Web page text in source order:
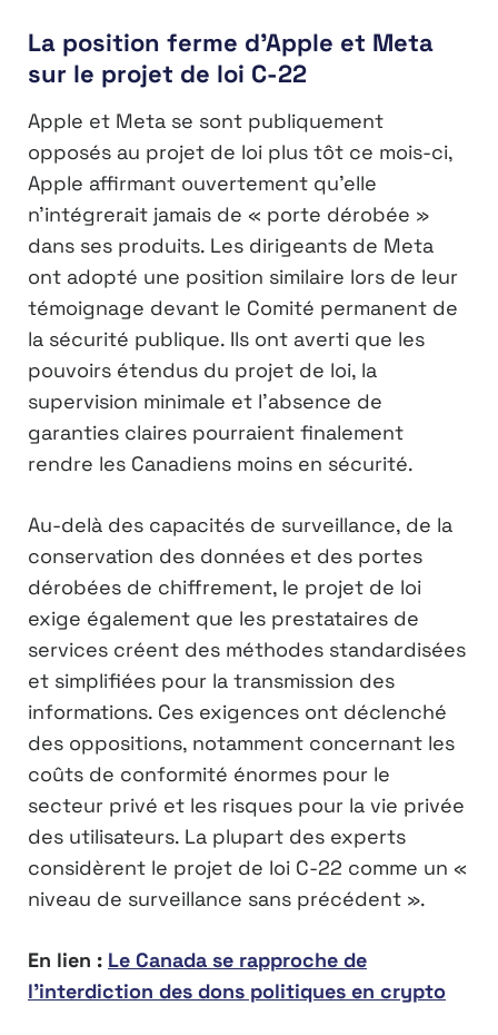
La position ferme d’Apple et Meta
sur le projet de loi C-22
Apple et Meta se sont publiquement
opposés au projet de loi plus tôt ce mois-ci,
Apple affirmant ouvertement qu’elle
n’intégrerait jamais de « porte dérobée »
dans ses produits. Les dirigeants de Meta
ont adopté une position similaire lors de leur
témoignage devant le Comité permanent de
la sécurité publique. Ils ont averti que les
pouvoirs étendus du projet de loi, la
supervision minimale et l’absence de
garanties claires pourraient finalement
rendre les Canadiens moins en sécurité.
Au-delà des capacités de surveillance, de la
conservation des données et des portes
dérobées de chiffrement, le projet de loi
exige également que les prestataires de
services créent des méthodes standardisées
et simplifiées pour la transmission des
informations. Ces exigences ont déclenché
des oppositions, notamment concernant les
coûts de conformité énormes pour le
secteur privé et les risques pour la vie privée
des utilisateurs. La plupart des experts
considèrent le projet de loi C-22 comme un «
niveau de surveillance sans précédent ».
En lien : Le Canada se rapproche de
l’interdiction des dons politiques en crypto